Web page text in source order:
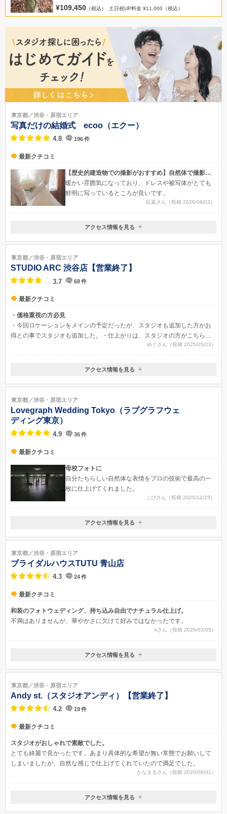
¥109,450 （税込） 土日祝UP料金 ¥11,000（税込）
東京都／渋谷・原宿エリア
写真だけの結婚式 ecoo（エクー）
4.8 196件
最新クチコミ
【歴史的建造物での撮影がおすすめ】自然体で撮影するスタジオ
暖かい雰囲気になっており、ドレスや被写体がとても
鮮明に写っているところが良いです。
紅葉さん（投稿 2026/08/02）
東京都渋谷区富ヶ谷1-43-12
代々木公園のすぐそば。青いおうちです。東京メトロ千代田線「代々木
公園駅」より徒歩5分／小田急線「代々木八幡駅」より徒歩7分／「渋谷
駅」より徒歩16分
アクセス情報を見る
東京都／渋谷・原宿エリア
STUDIO ARC 渋谷店【営業終了】
3.7 68件
最新クチコミ
・価格重視の方必見
・今回ロケーションをメインの予定だったが、スタジオも追加した方がお
得との事でスタジオも追加した。・仕上がりは、スタジオの方がこちらの
指示書もたくさんあったりスタッフさんの指示もあり満足いく形にはなっ
た。・ロケーションは、撮影スタッフも寒く長時間の撮影ではあった為、
もう少し短時間や暖かければもう少し良い写真を撮れたのか定かではない
ては、もう少しこちらもロケーションに関して指示書を沢山にすればよか
った。・フォトグラファーのイメージ任せにするのもありかと思ったが、
自分たちが撮りたいものを尚提示した方が、良いものはとれるとわかっ
た・スタジオ、ロケーション共に撮影の際衣装の直しは、ささっとの感じ
で直してくださり途中メイクの直しは、自分自身なので自身でも気をつけ
てみた方が良い・身内がいる方が、気づいてくれるのでいた方がいい・撮
影後写真聞き渡しの際、写真の差し替えも内容を確認し一度は、対応して
くれた
めぐさん（投稿 2025/05/23）
東京都東京都渋谷区神南1-18-2 フレーム神南坂2F
渋谷駅「13番」出口から徒歩3分
アクセス情報を見る
東京都／渋谷・原宿エリア
Lovegraph Wedding Tokyo（ラブグラフウェ
ディング東京）
4.9 36件
最新クチコミ
母校フォトに
自分たちらしい自然体な表情をプロの技術で最高の一
枚に仕上げてくれました。
こびさん（投稿 2025/12/25）
東京都渋谷区渋谷2-24-12 渋谷スクランブルスクエア36F
オンラインでの相談のみ承っております。
アクセス情報を見る
東京都／渋谷・原宿エリア
ブライダルハウスTUTU 青山店
4.3 24件
最新クチコミ
和装のフォトウェディング、持ち込み自由でナチュラル仕上げ。
不満はありませんが、華やかさに欠けて好みではなかったです。
kさん（投稿 2026/03/05）
東京都渋谷区神宮前6丁目12-20 J6フロントビル3F
メトロ千代田線・副都心線【明治神宮前駅】7番出口 徒歩1分 JR
【原宿駅】徒歩5分
アクセス情報を見る
東京都／渋谷・原宿エリア
Andy st.（スタジオアンディ）【営業終了】
4.2 19件
最新クチコミ
スタジオがおしゃれで素敵でした。
とても綺麗で良かったです。あまり具体的な希望が無い常態でお願いして
しまいましたが、自然な感じで仕上げてくれていたので満足でした。
かなまるさん（投稿 2020/06/01）
アクセス情報を見る